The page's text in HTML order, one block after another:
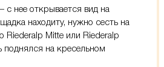
нее открывается вид на
находиту, нужно сесть на
Riederalp Mitte или Riederalp
поднялся на кресельном